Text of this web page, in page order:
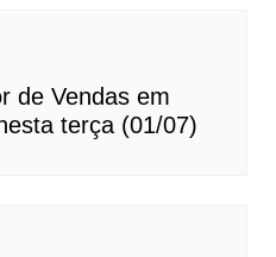
de Vendas em
terça (01/07)